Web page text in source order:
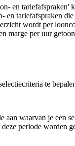
en tariefafspraken'
en tariefafspraken
wordt per
marge per uur
te
aan waarvan je een
periode worden